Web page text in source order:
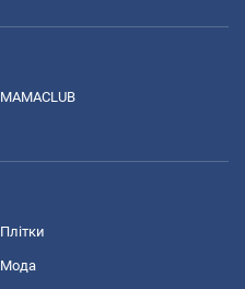
MAMACLUB
Плітки
Мода